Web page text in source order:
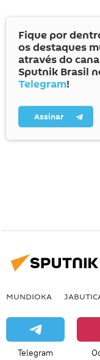
Fique por
os destaques
através do
Sputnik Brasil
Telegram!
Assinar
MUNDIOKA
Telegram